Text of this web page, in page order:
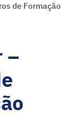
de Formação
–